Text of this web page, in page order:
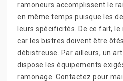
ramoneurs accomplissent le
en même temps puisque les
leurs spécificités. De ce fait,
car les bistres doivent être ôtés
débistreuse. Par ailleurs, un
dispose les équipements
ramonage. Contactez pour